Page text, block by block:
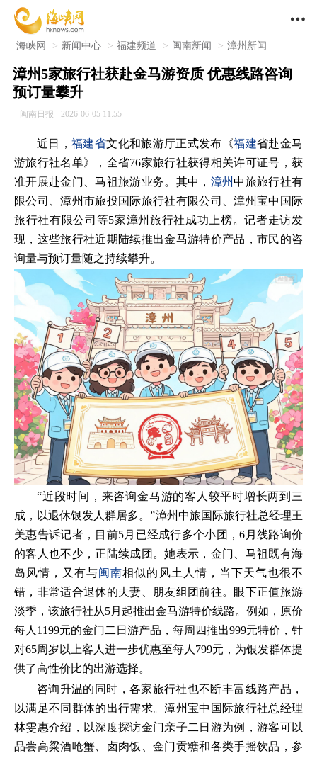

海峡网 > 新闻中心 > 福建频道 > 闽南新闻 > 漳州新闻
漳州5家旅行社获赴金马游资质 优惠线路咨询
预订量攀升
闽南日报 2026-06-05 11:55
近日，福建省文化和旅游厅正式发布《福建省赴金马
游旅行社名单》，全省76家旅行社获得相关许可证号，获
准开展赴金门、马祖旅游业务。其中， 漳州中旅旅行社有
限公司、漳州市旅投国际旅行社有限公司、漳州宝中国际
旅行社有限公司等5家漳州旅行社成功上榜。记者走访发
现，这些旅行社近期陆续推出金马游特价产品，市民的咨
询量与预订量随之持续攀升。
“近段时间，来咨询金马游的客人较平时增长两到三
成，以退休银发人群居多。”漳州中旅国际旅行社总经理王
美惠告诉记者，目前5月已经成行多个小团，6月线路询价
的客人也不少，正陆续成团。她表示，金门、马祖既有海
岛风情，又有与闽南相似的风土人情，当下天气也很不
错，非常适合退休的夫妻、朋友组团前往。眼下正值旅游
淡季，该旅行社从5月起推出金马游特价线路。例如，原价
每人1199元的金门二日游产品，每周四推出999元特价，针
对65周岁以上客人进一步优惠至每人799元，为银发群体提
供了高性价比的出游选择。
咨询升温的同时，各家旅行社也不断丰富线路产品，
以满足不同群体的出行需求。漳州宝中国际旅行社总经理
林雯惠介绍，以深度探访金门亲子二日游为例，游客可以
品尝高粱酒呛蟹、卤肉饭、金门贡糖和各类手摇饮品，参